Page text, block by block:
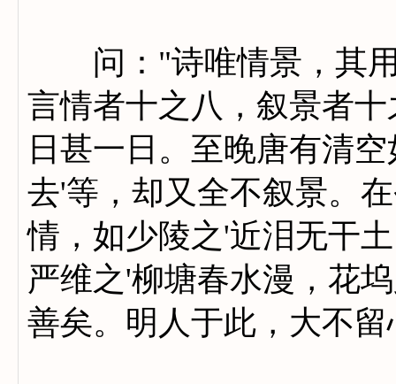
问："诗唯情景，其用
言情者十之八，叙景者
日甚一日。至晚唐有清
去'等，却又全不叙景。
情，如少陵之'近泪无干
严维之'柳塘春水漫，花
善矣。明人于此，大不